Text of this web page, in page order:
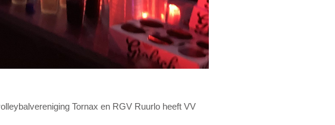
Tornax en RGV Ruurlo heeft VV